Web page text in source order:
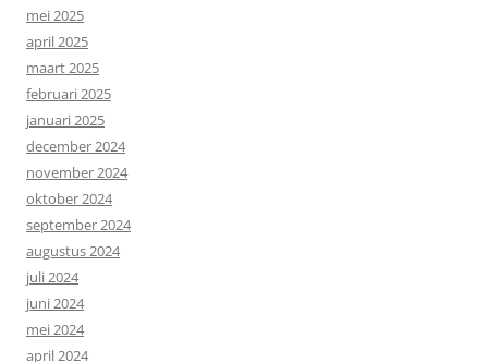
mei 2025
april 2025
maart 2025
februari 2025
januari 2025
december 2024
november 2024
oktober 2024
september 2024
augustus 2024
juli 2024
juni 2024
mei 2024
april 2024